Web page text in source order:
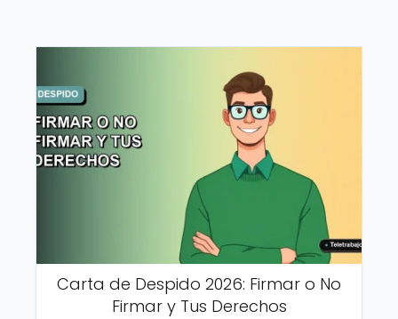
Carta de Despido 2026: Firmar o No
Firmar y Tus Derechos